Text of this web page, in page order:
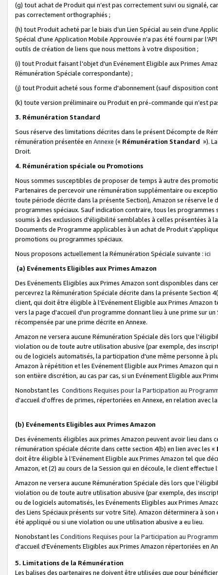
(g) tout achat de Produit qui n’est pas correctement suivi ou signalé,
pas correctement orthographiés ;
(h) tout Produit acheté par le biais d’un Lien Spécial au sein d’une
Spécial d'une Application Mobile Approuvée n’a pas été fourni par
outils de création de liens que nous mettons à votre disposition ;
(i) tout Produit faisant l'objet d'un Evénement Eligible aux Primes
Rémunération Spéciale correspondante) ;
(j) tout Produit acheté sous forme d'abonnement (sauf disposition
(k) toute version préliminaire ou Produit en pré-commande qui n’est
3. Rémunération Standard
Sous réserve des limitations décrites dans le présent Décompte de
rémunération présentée en Annexe (« Rémunération Standard »).
Droit.
4. Rémunération spéciale ou Promotions
Nous sommes susceptibles de proposer de temps à autre des
Partenaires de percevoir une rémunération supplémentaire ou
toute période décrite dans la présente Section), Amazon se réserve
programmes spéciaux. Sauf indication contraire, tous les
soumis à des exclusions d'éligibilité semblables à celles présentées à
Documents de Programme applicables à un achat de Produit
promotions ou programmes spéciaux.
Nous proposons actuellement la Rémunération Spéciale suivante : ici
(a) Evénements Eligibles aux Primes Amazon
Des Evénements Eligibles aux Primes Amazon sont disponibles dans
percevrez la Rémunération Spéciale décrite dans la présente Section
client, qui doit être éligible à l'Evénement Eligible aux Primes Amazon
vers la page d'accueil d'un programme donnant lieu à une prime sur
récompensée par une prime décrite en Annexe.
Amazon ne versera aucune Rémunération Spéciale dès lors que
violation ou de toute autre utilisation abusive (par exemple, des
ou de logiciels automatisés, la participation d'une même personne à
Amazon à répétition et les Evénement Eligible aux Primes Amazon qui
son entière discrétion, au cas par cas, si un Evénement Eligible aux
Nonobstant les Conditions Requises pour la Participation au
d'accueil d'offres de primes, répertoriées en Annexe, en relation avec
(b) Evénements Eligibles aux Primes Amazon
Des événements éligibles aux primes Amazon peuvent avoir lieu dans
rémunération spéciale décrite dans cette section 4(b) en lien avec les «
doit être éligible à l’Evénement Eligible aux Primes Amazon tel que
Amazon, et (2) au cours de la Session qui en découle, le client
Amazon ne versera aucune Rémunération Spéciale dès lors que
violation ou de toute autre utilisation abusive (par exemple, des
ou de logiciels automatisés, les Evénements Eligibles aux Primes
des Liens Spéciaux présents sur votre Site). Amazon déterminera à
été appliqué ou si une violation ou une utilisation abusive a eu lieu.
Nonobstant les Conditions Requises pour la Participation au
d'accueil d'Evénements Eligibles aux Primes Amazon répertoriées en
5. Limitations de la Rémunération
Les balises des partenaires ne doivent être utilisées que pour